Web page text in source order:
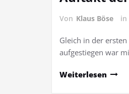
Von Klaus Böse in
Gleich in der
aufgestiegen war
Weiterlesen